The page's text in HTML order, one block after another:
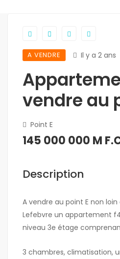
A VENDRE Il y a 2 ans
vendre au
Point E
145 000 000 M
Description
A vendre au point E non
Lefebvre un appartement
niveau 3e étage
3 chambres, climatisation,